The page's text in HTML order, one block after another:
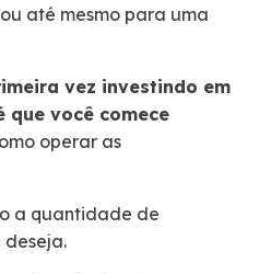
até mesmo para uma
vez investindo em
você comece
operar as
a quantidade de
deseja.